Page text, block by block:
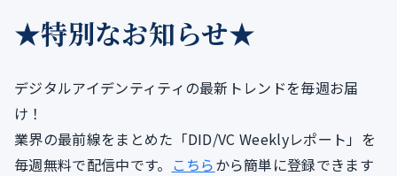
★特別なお知らせ★
デジタルアイデンティティの最新トレンドを毎週お届
け！
業界の最前線をまとめた「DID/VC Weeklyレポート」を
毎週無料で配信中です。 こちらから簡単に登録できます